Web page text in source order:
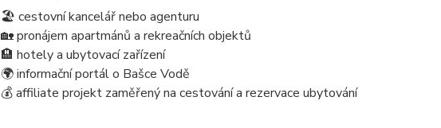
🏖️ cestovní kancelář nebo agenturu
🏡 pronájem apartmánů a rekreačních objektů
🏨 hotely a ubytovací zařízení
🌍 informační portál o Bašce Vodě
💰 affiliate projekt zaměřený na cestování a rezervace ubytování